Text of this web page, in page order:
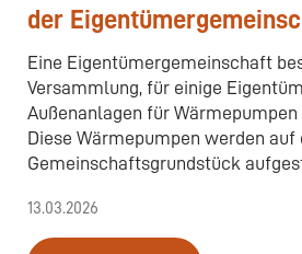
der
Eine Eigentümergemeinschaft
Versammlung, für einige
Außenanlagen für Wärmepumpen
Diese Wärmepumpen werden auf
Gemeinschaftsgrundstück
13.03.2026